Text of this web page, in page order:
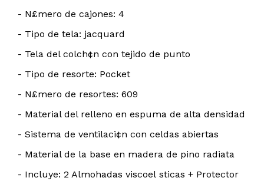
- N£mero de cajones: 4
- Tipo de tela: jacquard
- Tela del colch¢n con tejido de punto
- Tipo de resorte: Pocket
- N£mero de resortes: 609
- Material del relleno en espuma de alta densidad
- Sistema de ventilaci¢n con celdas abiertas
- Material de la base en madera de pino radiata
- Incluye: 2 Almohadas viscoel sticas + Protector